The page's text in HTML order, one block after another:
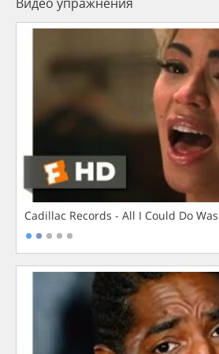
Видео упражнения
Cadillac Records - All I Could Do